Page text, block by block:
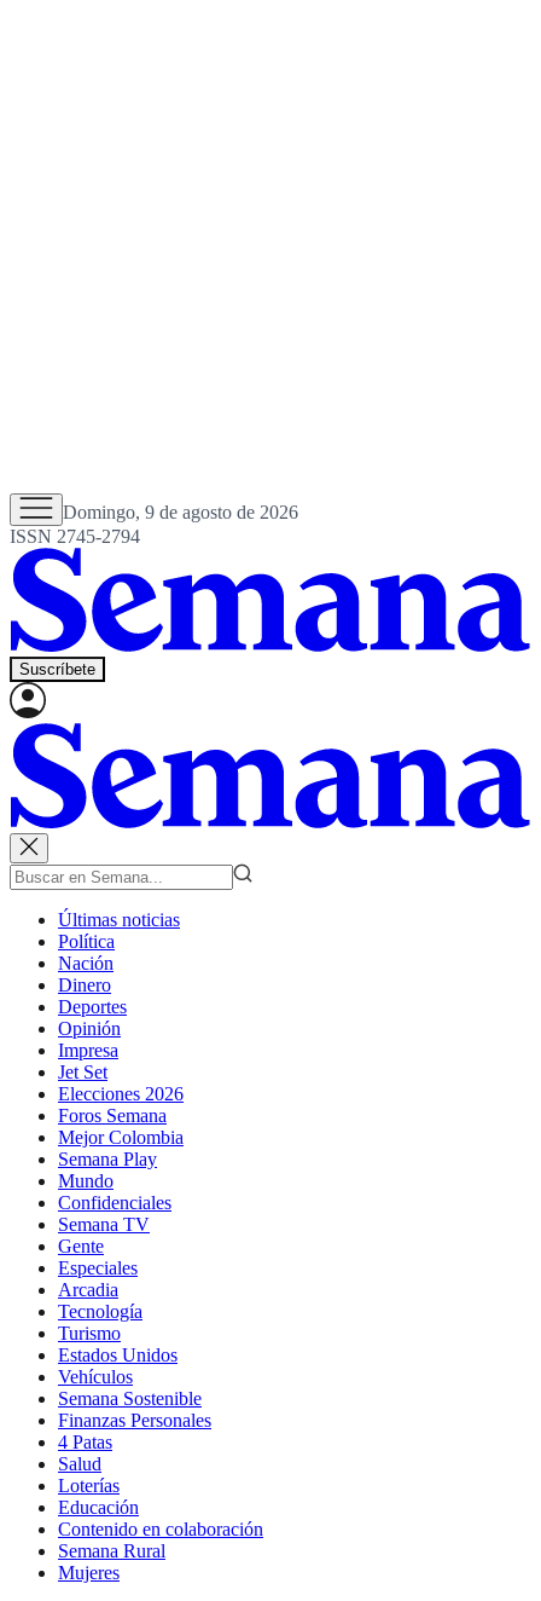
Domingo, 9 de agosto de 2026
ISSN 2745-2794
Suscríbete
Últimas noticias
Política
Nación
Dinero
Deportes
Opinión
Impresa
Jet Set
Elecciones 2026
Foros Semana
Mejor Colombia
Semana Play
Mundo
Confidenciales
Semana TV
Gente
Especiales
Arcadia
Tecnología
Turismo
Estados Unidos
Vehículos
Semana Sostenible
Finanzas Personales
4 Patas
Salud
Loterías
Educación
Contenido en colaboración
Semana Rural
Mujeres